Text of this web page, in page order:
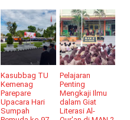
Kasubbag TU
Kemenag
Parepare
Upacara Hari
Sumpah
Pelajaran
Penting
Mengkaji Ilmu
dalam Giat
Literasi Al-